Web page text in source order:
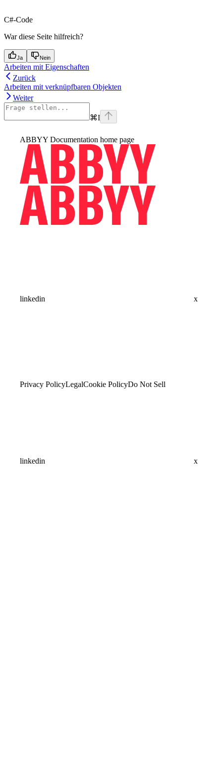
C#-Code
War diese Seite hilfreich?
Ja Nein
Arbeiten mit Eigenschaften
Zurück
Arbeiten mit verknüpfbaren Objekten
Weiter
⌘I
ABBYY Documentation home page
linkedin x
Privacy PolicyLegalCookie PolicyDo Not Sell
linkedin x